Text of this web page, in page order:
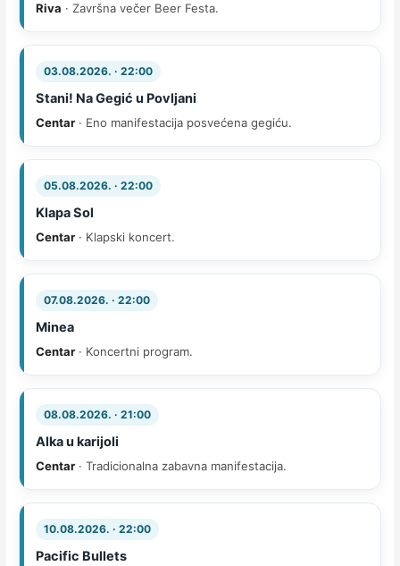
Riva · Završna večer Beer Festa.
03.08.2026. · 22:00
Stani! Na Gegić u Povljani
Centar· Eno manifestacija posvećena gegiću.
05.08.2026. · 22:00
Klapa Sol
Centar· Klapski koncert.
07.08.2026. · 22:00
Minea
Centar· Koncertni program.
08.08.2026. · 21:00
Alka u karijoli
Centar· Tradicionalna zabavna manifestacija.
10.08.2026. · 22:00
Pacific Bullets